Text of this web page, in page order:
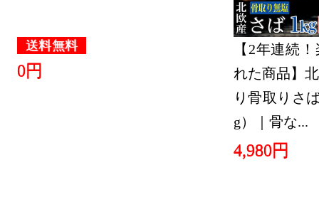
送料無料
0円
【2年連続
れた商品】
り骨取りさ
g）｜骨な...
4,980円